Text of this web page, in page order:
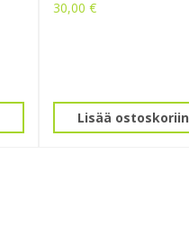
30,00 €
Lisää ostoskoriin